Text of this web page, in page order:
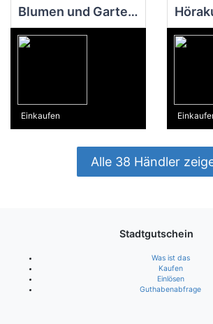
Blumen und Garten Klaus Döring
Einkaufen
Alle 38 Händler
Stadtgutschein
Was ist das
Kaufen
Einlösen
Guthabenabfrage